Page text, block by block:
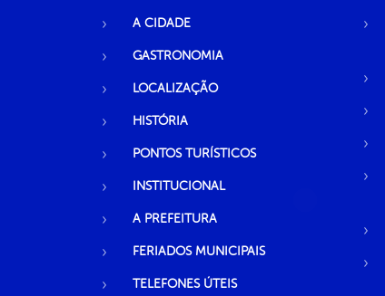
A CIDADE
GASTRONOMIA
LOCALIZAÇÃO
HISTÓRIA
PONTOS TURÍSTICOS
INSTITUCIONAL
A PREFEITURA
FERIADOS MUNICIPAIS
TELEFONES ÚTEIS